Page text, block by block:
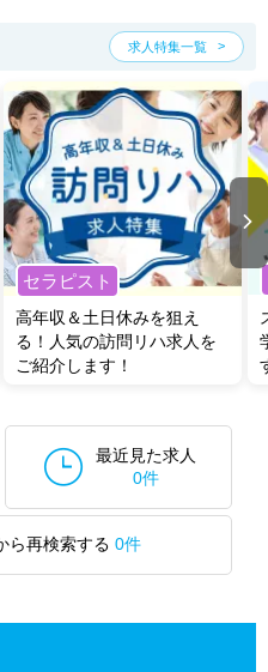
求人特集一覧
セラピスト
高年収＆土日休みを狙え
る！人気の訪問リハ求人を
ご紹介します！
最近見た求人
0件
ら再検索する 0件